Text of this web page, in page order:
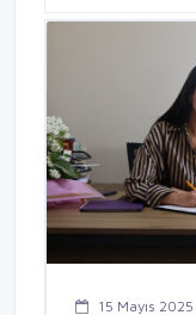
15 Mayıs